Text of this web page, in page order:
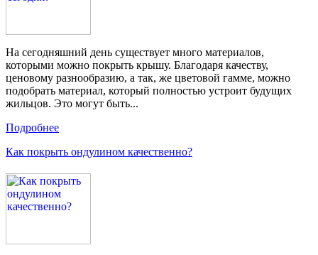
На сегодняшний день существует много материалов,
которыми можно покрыть крышу. Благодаря качеству,
ценовому разнообразию, а так, же цветовой гамме, можно
подобрать материал, который полностью устроит будущих
жильцов. Это могут быть...
Подробнее
Как покрыть ондулином качественно?